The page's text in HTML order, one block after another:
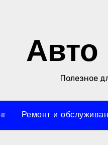
Авто
Полезное
Ремонт и